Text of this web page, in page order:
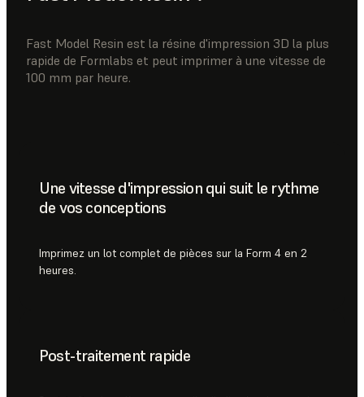
Fast Model Resin est la résine d'impression 3D la plus
rapide de Formlabs et peut imprimer à une vitesse de
100 mm par heure.
Une vitesse d'impression qui suit le rythme
de vos conceptions
Imprimez un lot complet de pièces sur la Form 4 en 2
heures.
Post-traitement rapide